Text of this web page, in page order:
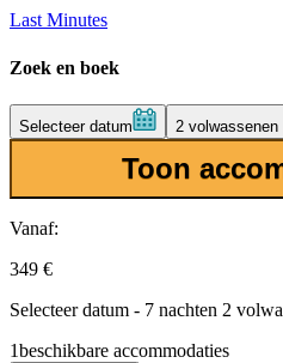
Last Minutes
Zoek en boek
Selecteer datum 2 volwassenen
Toon
Vanaf:
349 €
Selecteer datum - 7 nachten 2
1beschikbare accommodaties